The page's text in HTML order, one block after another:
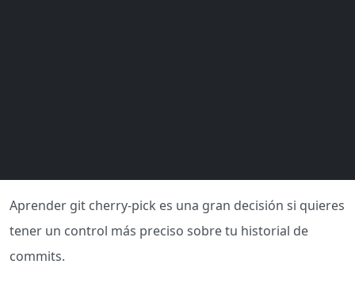
Aprender git cherry-pick es una gran decisión si quieres
tener un control más preciso sobre tu historial de
commits.